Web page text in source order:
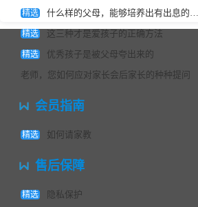
精选 什么样的父母，能够培养出有出息的孩子？教育专家告诉你
精选 这三种才是爱孩子的正确方法
精选
优秀孩子是被父母夸出来的
老师，您如何应对家长会后家长的种种提问
会员指南
精选 如何请家教
售后保障
精选 隐私保护